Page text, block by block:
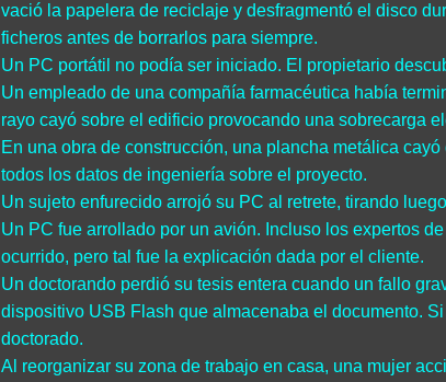
vació la papelera de reciclaje y desfragmentó el disco
ficheros antes de borrarlos para siempre.
Un PC portátil no podía ser iniciado. El propietario
Un empleado de una compañía farmacéutica había
rayo cayó sobre el edificio provocando una sobrecarga
En una obra de construcción, una plancha metálica
todos los datos de ingeniería sobre el proyecto.
Un sujeto enfurecido arrojó su PC al retrete, tirando
Un PC fue arrollado por un avión. Incluso los expertos
ocurrido, pero tal fue la explicación dada por el cliente.
Un doctorando perdió su tesis entera cuando un fallo
dispositivo USB Flash que almacenaba el documento.
doctorado.
Al reorganizar su zona de trabajo en casa, una mujer